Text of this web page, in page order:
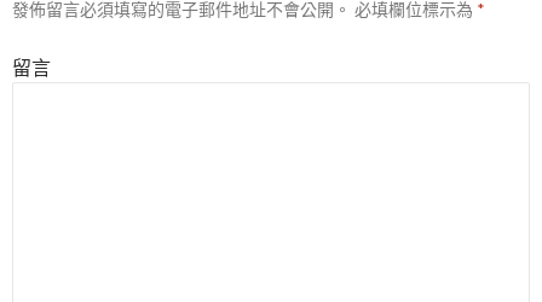
發佈留言必須填寫的電子郵件地址不會公開。 必填欄位標示為 *
留言